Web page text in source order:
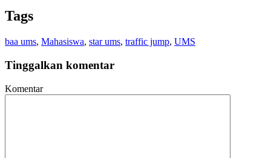
Tags
baa ums, Mahasiswa, star ums, traffic jump, UMS
Tinggalkan komentar
Komentar